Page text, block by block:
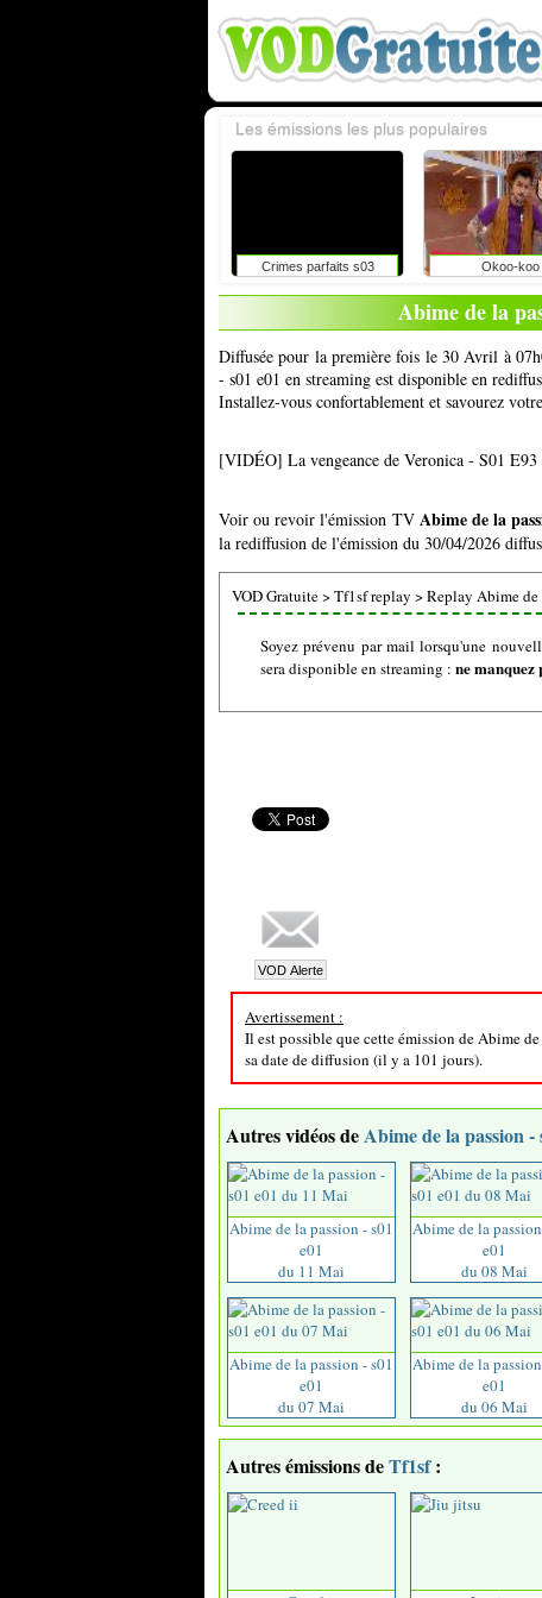
Crimes parfaits s03 Okoo-koo
Les émissions les plus populaires
Abime de la
Diffusée pour la première fois le 30 Avril à
- s01 e01 en streaming est disponible en
Installez-vous confortablement et savourez
[VIDÉO] La vengeance de Veronica - S01
Voir ou revoir l'émission TV Abime de la
la rediffusion de l'émission du 30/04/2026
VOD Gratuite>Tf1sf replay >Replay Abime de
Soyez prévenu par mail lorsqu'une
sera disponible en streaming : ne manquez
Avertissement :
Il est possible que cette émission de Abime
sa date de diffusion (il y a 101 jours).
Autres vidéos deAbime de la passion -
Abime de la passion - s01
e01
du 11 Mai
Abime de la
e01
du 08 Mai
Abime de la passion - s01
e01
du 07 Mai
Abime de la
e01
du 06 Mai
Autres émissions deTf1sf: